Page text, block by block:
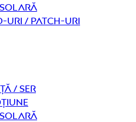
uri / Patch-uri
/ Ser